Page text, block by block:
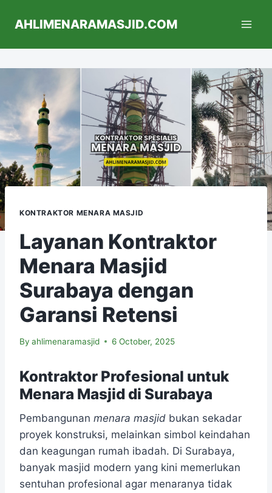
AHLIMENARAMASJID.COM
KONTRAKTOR MENARA MASJID
Layanan Kontraktor
Menara Masjid
Surabaya dengan
Garansi Retensi
By ahlimenaramasjid 6 October, 2025
Kontraktor Profesional untuk
Menara Masjid di Surabaya
Pembangunan menara masjid bukan sekadar
proyek konstruksi, melainkan simbol keindahan
dan keagungan rumah ibadah. Di Surabaya,
banyak masjid modern yang kini memerlukan
sentuhan profesional agar menaranya tidak